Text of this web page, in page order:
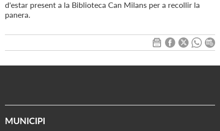
d'estar present a la Biblioteca Can Milans per a recollir la
panera.
MUNICIPI